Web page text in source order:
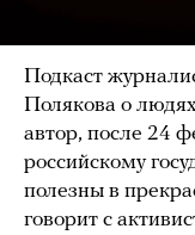
Подкаст
Полякова о
автор, после 24
российскому
полезны в
говорит с